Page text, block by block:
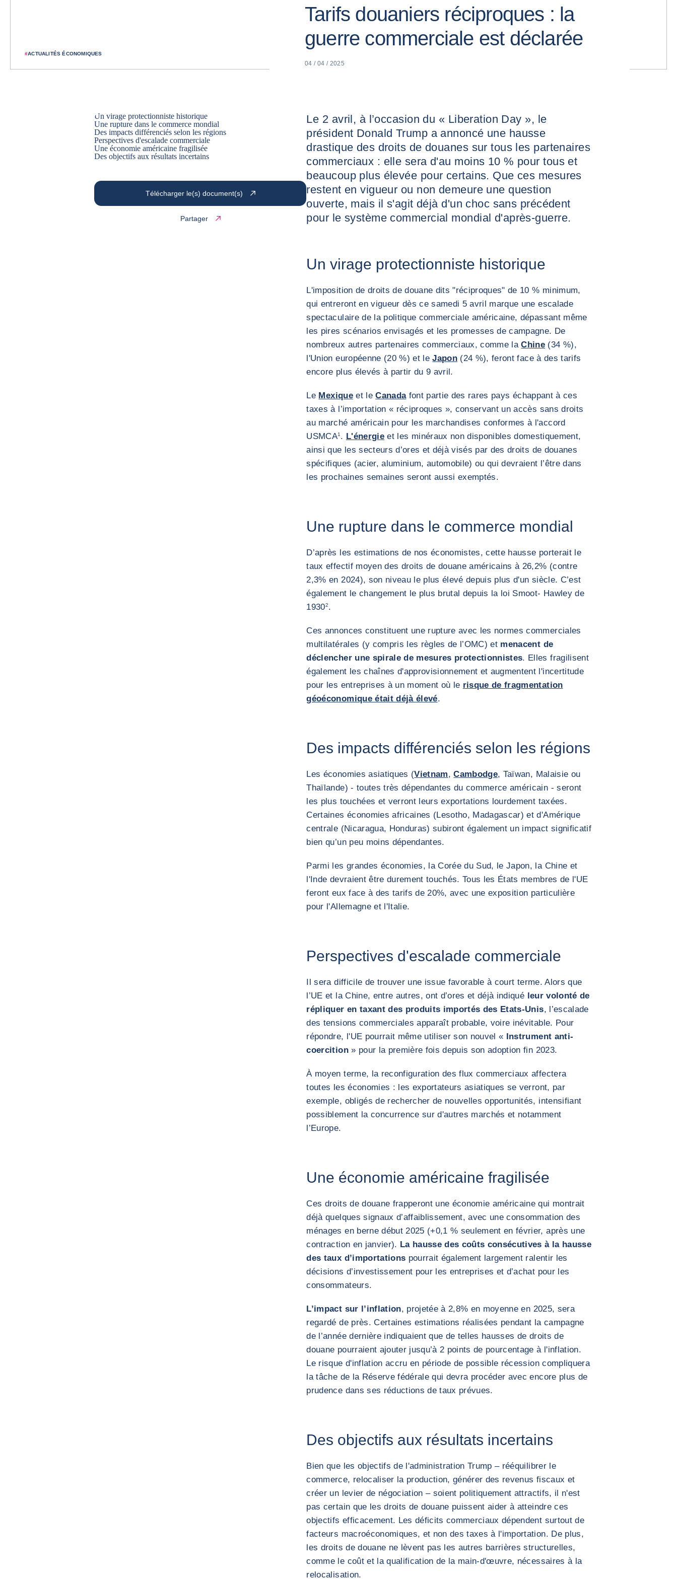
#ACTUALITÉS ÉCONOMIQUES
Tarifs douaniers réciproques : la
guerre commerciale est déclarée
04 / 04 / 2025
Un virage protectionniste historique
Une rupture dans le commerce mondial
Des impacts différenciés selon les régions
Perspectives d'escalade commerciale
Une économie américaine fragilisée
Des objectifs aux résultats incertains
Télécharger le(s) document(s)
Partager
Le 2 avril, à l’occasion du « Liberation Day », le
président Donald Trump a annoncé une hausse
drastique des droits de douanes sur tous les partenaires
commerciaux : elle sera d'au moins 10 % pour tous et
beaucoup plus élevée pour certains. Que ces mesures
restent en vigueur ou non demeure une question
ouverte, mais il s'agit déjà d'un choc sans précédent
pour le système commercial mondial d'après-guerre.
Un virage protectionniste historique
L'imposition de droits de douane dits "réciproques" de 10 % minimum,
qui entreront en vigueur dès ce samedi 5 avril marque une escalade
spectaculaire de la politique commerciale américaine, dépassant même
les pires scénarios envisagés et les promesses de campagne. De
nombreux autres partenaires commerciaux, comme laChine (34 %),
l'Union européenne (20 %) et leJapon (24 %), feront face à des tarifs
encore plus élevés à partir du 9 avril.
Le Mexiqueet leCanadafont partie des rares pays échappant à ces
taxes à l’importation « réciproques », conservant un accès sans droits
au marché américain pour les marchandises conformes à l'accord
USMCA1 . L'énergie et les minéraux non disponibles domestiquement,
ainsi que les secteurs d’ores et déjà visés par des droits de douanes
spécifiques (acier, aluminium, automobile) ou qui devraient l’être dans
les prochaines semaines seront aussi exemptés.
Une rupture dans le commerce mondial
D’après les estimations de nos économistes, cette hausse porterait le
taux effectif moyen des droits de douane américains à 26,2% (contre
2,3% en 2024), son niveau le plus élevé depuis plus d'un siècle. C’est
également le changement le plus brutal depuis la loi Smoot- Hawley de
19302.
Ces annonces constituent une rupture avec les normes commerciales
multilatérales (y compris les règles de l’OMC) et menacent de
déclencher une spirale de mesures protectionnistes. Elles fragilisent
également les chaînes d'approvisionnement et augmentent l'incertitude
pour les entreprises à un moment où le risque de fragmentation
géoéconomique était déjà élevé.
Des impacts différenciés selon les régions
Les économies asiatiques (Vietnam,Cambodge, Taïwan, Malaisie ou
Thaïlande) - toutes très dépendantes du commerce américain - seront
les plus touchées et verront leurs exportations lourdement taxées.
Certaines économies africaines (Lesotho, Madagascar) et d'Amérique
centrale (Nicaragua, Honduras) subiront également un impact significatif
bien qu’un peu moins dépendantes.
Parmi les grandes économies, la Corée du Sud, le Japon, la Chine et
l'Inde devraient être durement touchés. Tous les États membres de l'UE
feront eux face à des tarifs de 20%, avec une exposition particulière
pour l'Allemagne et l'Italie.
Perspectives d'escalade commerciale
Il sera difficile de trouver une issue favorable à court terme. Alors que
l’UE et la Chine, entre autres, ont d’ores et déjà indiqué leur volonté de
répliquer en taxant des produits importés des Etats-Unis, l’escalade
des tensions commerciales apparaît probable, voire inévitable. Pour
répondre, l'UE pourrait même utiliser son nouvel « Instrument anti-
coercition» pour la première fois depuis son adoption fin 2023.
À moyen terme, la reconfiguration des flux commerciaux affectera
toutes les économies : les exportateurs asiatiques se verront, par
exemple, obligés de rechercher de nouvelles opportunités, intensifiant
possiblement la concurrence sur d'autres marchés et notamment
l’Europe.
Une économie américaine fragilisée
Ces droits de douane frapperont une économie américaine qui montrait
déjà quelques signaux d’affaiblissement, avec une consommation des
ménages en berne début 2025 (+0,1 % seulement en février, après une
contraction en janvier). La hausse des coûts consécutives à la hausse
des taux d’importations pourrait également largement ralentir les
décisions d’investissement pour les entreprises et d’achat pour les
consommateurs.
L’impact sur l’inflation, projetée à 2,8% en moyenne en 2025, sera
regardé de près. Certaines estimations réalisées pendant la campagne
de l’année dernière indiquaient que de telles hausses de droits de
douane pourraient ajouter jusqu’à 2 points de pourcentage à l'inflation.
Le risque d'inflation accru en période de possible récession compliquera
la tâche de la Réserve fédérale qui devra procéder avec encore plus de
prudence dans ses réductions de taux prévues.
Des objectifs aux résultats incertains
Bien que les objectifs de l'administration Trump – rééquilibrer le
commerce, relocaliser la production, générer des revenus fiscaux et
créer un levier de négociation – soient politiquement attractifs, il n'est
pas certain que les droits de douane puissent aider à atteindre ces
objectifs efficacement. Les déficits commerciaux dépendent surtout de
facteurs macroéconomiques, et non des taxes à l'importation. De plus,
les droits de douane ne lèvent pas les autres barrières structurelles,
comme le coût et la qualification de la main-d'œuvre, nécessaires à la
relocalisation.